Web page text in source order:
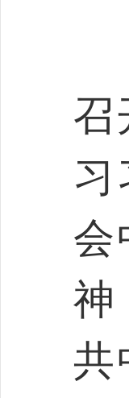
召
习
会
神
共